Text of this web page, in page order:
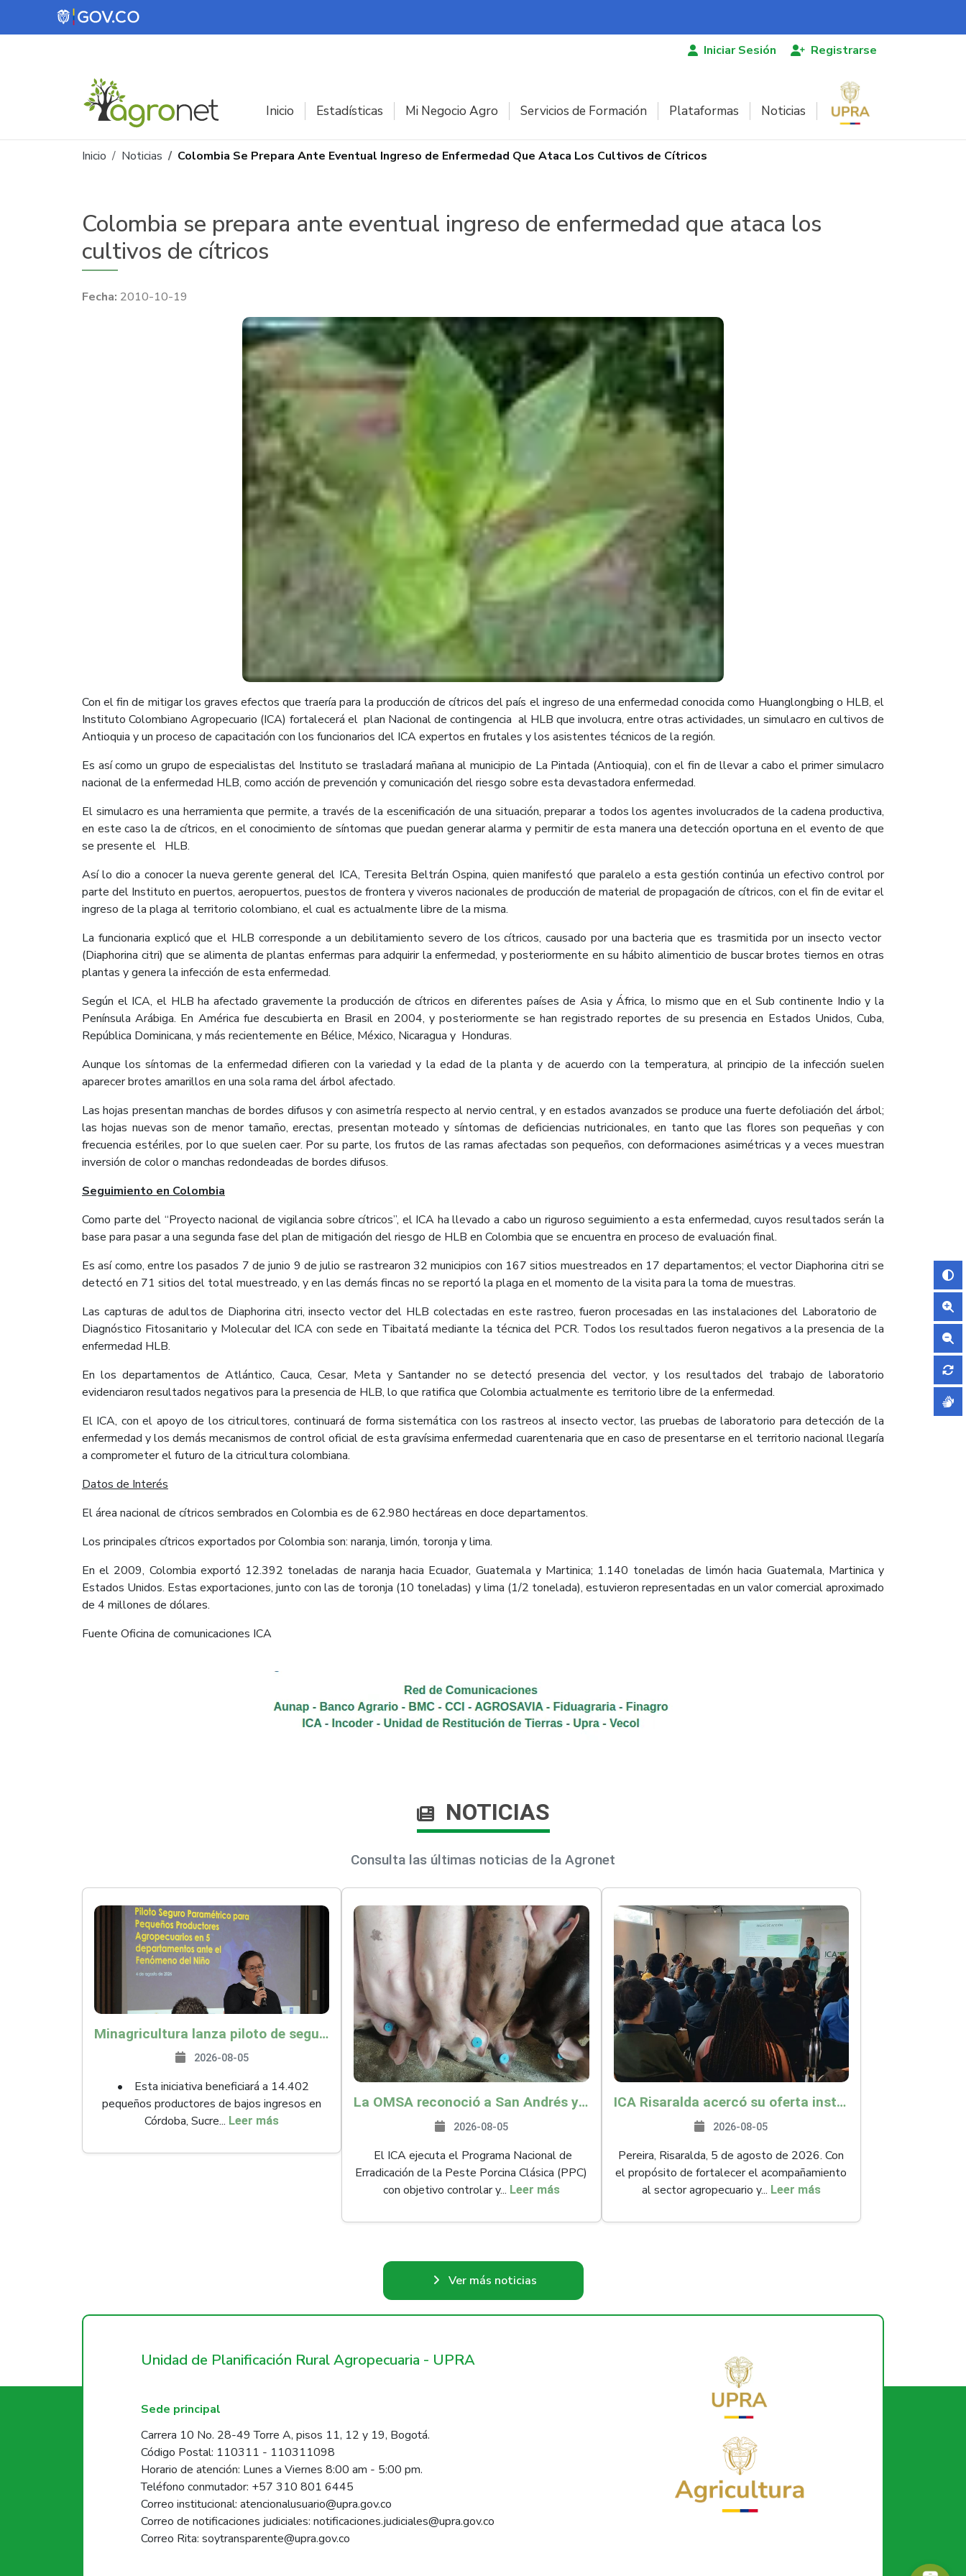
Pasar al contenido principal
Iniciar Sesión Registrarse
Inicio Estadísticas Mi Negocio Agro Servicios de Formación Plataformas Noticias
Ruta de navegación
Inicio Noticias Colombia Se Prepara Ante Eventual Ingreso de Enfermedad Que Ataca Los Cultivos de Cítricos
Colombia se prepara ante eventual ingreso de enfermedad que ataca los
cultivos de cítricos
2010-10-19
Con el fin de mitigar los graves efectos que traería para la producción de cítricos del país el ingreso de una enfermedad conocida como Huanglongbing o HLB, el
Instituto Colombiano Agropecuario (ICA) fortalecerá el plan Nacional de contingencia al HLB que involucra, entre otras actividades, un simulacro en cultivos de
Antioquia y un proceso de capacitación con los funcionarios del ICA expertos en frutales y los asistentes técnicos de la región.
Es así como un grupo de especialistas del Instituto se trasladará mañana al municipio de La Pintada (Antioquia), con el fin de llevar a cabo el primer simulacro
nacional de la enfermedad HLB, como acción de prevención y comunicación del riesgo sobre esta devastadora enfermedad.
El simulacro es una herramienta que permite, a través de la escenificación de una situación, preparar a todos los agentes involucrados de la cadena productiva,
en este caso la de cítricos, en el conocimiento de síntomas que puedan generar alarma y permitir de esta manera una detección oportuna en el evento de que
se presente el HLB.
Así lo dio a conocer la nueva gerente general del ICA, Teresita Beltrán Ospina, quien manifestó que paralelo a esta gestión continúa un efectivo control por
parte del Instituto en puertos, aeropuertos, puestos de frontera y viveros nacionales de producción de material de propagación de cítricos, con el fin de evitar el
ingreso de la plaga al territorio colombiano, el cual es actualmente libre de la misma.
La funcionaria explicó que el HLB corresponde a un debilitamiento severo de los cítricos, causado por una bacteria que es trasmitida por un insecto vector
(Diaphorina citri) que se alimenta de plantas enfermas para adquirir la enfermedad, y posteriormente en su hábito alimenticio de buscar brotes tiernos en otras
plantas y genera la infección de esta enfermedad.
Según el ICA, el HLB ha afectado gravemente la producción de cítricos en diferentes países de Asia y África, lo mismo que en el Sub continente Indio y la
Península Arábiga. En América fue descubierta en Brasil en 2004, y posteriormente se han registrado reportes de su presencia en Estados Unidos, Cuba,
República Dominicana, y más recientemente en Bélice, México, Nicaragua y Honduras.
Aunque los síntomas de la enfermedad difieren con la variedad y la edad de la planta y de acuerdo con la temperatura, al principio de la infección suelen
aparecer brotes amarillos en una sola rama del árbol afectado.
Las hojas presentan manchas de bordes difusos y con asimetría respecto al nervio central, y en estados avanzados se produce una fuerte defoliación del árbol;
las hojas nuevas son de menor tamaño, erectas, presentan moteado y síntomas de deficiencias nutricionales, en tanto que las flores son pequeñas y con
frecuencia estériles, por lo que suelen caer. Por su parte, los frutos de las ramas afectadas son pequeños, con deformaciones asimétricas y a veces muestran
inversión de color o manchas redondeadas de bordes difusos.
Seguimiento en Colombia
Como parte del “Proyecto nacional de vigilancia sobre cítricos”, el ICA ha llevado a cabo un riguroso seguimiento a esta enfermedad, cuyos resultados serán la
base para pasar a una segunda fase del plan de mitigación del riesgo de HLB en Colombia que se encuentra en proceso de evaluación final.
Es así como, entre los pasados 7 de junio 9 de julio se rastrearon 32 municipios con 167 sitios muestreados en 17 departamentos; el vector Diaphorina citri se
detectó en 71 sitios del total muestreado, y en las demás fincas no se reportó la plaga en el momento de la visita para la toma de muestras.
Las capturas de adultos de Diaphorina citri, insecto vector del HLB colectadas en este rastreo, fueron procesadas en las instalaciones del Laboratorio de
Diagnóstico Fitosanitario y Molecular del ICA con sede en Tibaitatá mediante la técnica del PCR. Todos los resultados fueron negativos a la presencia de la
enfermedad HLB.
En los departamentos de Atlántico, Cauca, Cesar, Meta y Santander no se detectó presencia del vector, y los resultados del trabajo de laboratorio
evidenciaron resultados negativos para la presencia de HLB, lo que ratifica que Colombia actualmente es territorio libre de la enfermedad.
El ICA, con el apoyo de los citricultores, continuará de forma sistemática con los rastreos al insecto vector, las pruebas de laboratorio para detección de la
enfermedad y los demás mecanismos de control oficial de esta gravísima enfermedad cuarentenaria que en caso de presentarse en el territorio nacional llegaría
a comprometer el futuro de la citricultura colombiana.
Datos de Interés
El área nacional de cítricos sembrados en Colombia es de 62.980 hectáreas en doce departamentos.
Los principales cítricos exportados por Colombia son: naranja, limón, toronja y lima.
En el 2009, Colombia exportó 12.392 toneladas de naranja hacia Ecuador, Guatemala y Martinica; 1.140 toneladas de limón hacia Guatemala, Martinica y
Estados Unidos. Estas exportaciones, junto con las de toronja (10 toneladas) y lima (1/2 tonelada), estuvieron representadas en un valor comercial aproximado
de 4 millones de dólares.
Fuente Oficina de comunicaciones ICA
NOTICIAS
Consulta las últimas noticias de la Agronet
Minagricultura lanza piloto de seguro agropecuario por $9.625 millones para proteger a más de 14.000 pequeños productores contra riesgos del Fenómeno de El Niño
2026-08-05
• Esta iniciativa beneficiará a 14.402
pequeños productores de bajos ingresos en
Córdoba, Sucre... Leer más
La OMSA reconoció a San Andrés y Providencia como zona libre de Peste Porcina Clásica (PPC)
2026-08-05
El ICA ejecuta el Programa Nacional de
Erradicación de la Peste Porcina Clásica (PPC)
con objetivo controlar y... Leer más
ICA Risaralda acercó su oferta institucional a productores y emprendedores en Expocamello
2026-08-05
Pereira, Risaralda, 5 de agosto de 2026. Con
el propósito de fortalecer el acompañamiento
al sector agropecuario y... Leer más
Ver más noticias
Unidad de Planificación Rural Agropecuaria - UPRA
Sede principal
Carrera 10 No. 28-49 Torre A, pisos 11, 12 y 19, Bogotá.
Código Postal: 110311 - 110311098
Horario de atención: Lunes a Viernes 8:00 am - 5:00 pm.
Teléfono conmutador: +57 310 801 6445
Correo institucional: atencionalusuario@upra.gov.co
Correo de notificaciones judiciales: notificaciones.judiciales@upra.gov.co
Correo Rita: soytransparente@upra.gov.co